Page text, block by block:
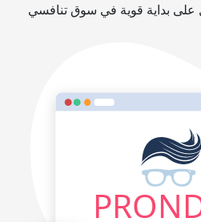
على بداية قوية في سوق تنافسي